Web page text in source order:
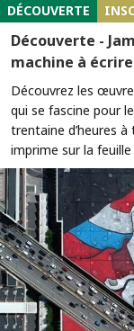
DÉCOUVERTE
Découverte -
machine à écrire
Découvrez les
qui se fascine pour
trentaine d’heures
imprime sur la